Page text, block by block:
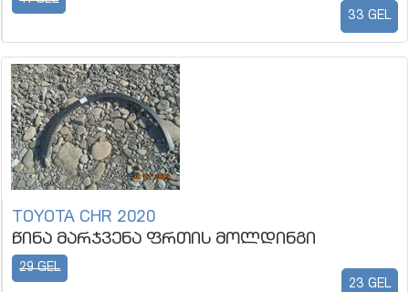
33 GEL
TOYOTA CHR 2020
წინა მარჯვენა ფრთის მოლდინგი
29 GEL
23 GEL